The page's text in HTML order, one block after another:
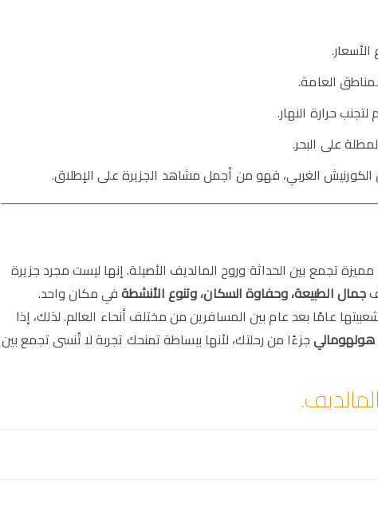
العامة.
حرارة النهار.
على البحر.
الغربي، فهو من أجمل مشاهد الجزيرة على الإطلاق.
تجمع بين الحداثة وروح المالديف الأصيلة. إنها ليست مجرد جزيرة
جمال الطبيعة، وحفاوة السكان، وتنوع الأنشطةفي مكان واحد.
عامًا بعد عام بين المسافرين من مختلف أنحاء العالم. لذلك، إذا
هولهوماليجزءًا من رحلتك، لأنها ببساطة تمنحك تجربة لا تُنسى تجمع بين